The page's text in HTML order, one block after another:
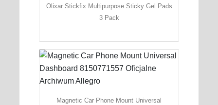
Olixar Stickfix Multipurpose Sticky Gel Pads
3 Pack
Magnetic Car Phone Mount Universal